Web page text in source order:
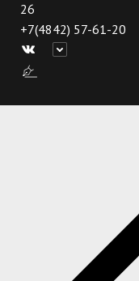
26
+7(4842) 57-61-20